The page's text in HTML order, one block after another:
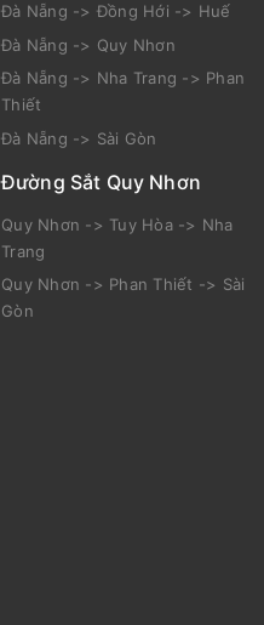
Đà Nẵng -> Đồng Hới -> Huế
Đà Nẵng -> Quy Nhơn
Đà Nẵng -> Nha Trang -> Phan
Thiết
Đà Nẵng -> Sài Gòn
Đường Sắt Quy Nhơn
Quy Nhơn -> Tuy Hòa -> Nha
Trang
Quy Nhơn -> Phan Thiết -> Sài
Gòn